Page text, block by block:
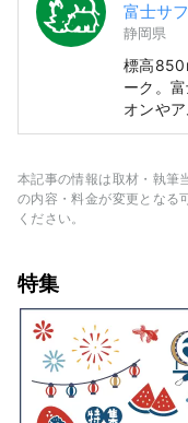
富士サ
静岡県
標高
ーク。
オンや
800頭の
ン」に
物たち
本記事の情報は取材・執筆
の内容・料金が変更となる
ください。
特集